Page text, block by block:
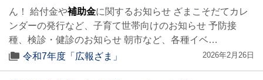
ん！ 給付金や補助金に関するお知らせ ざまこそだてカレ
ンダーの発行など、子育て世帯向けのお知らせ 予防接
種、検診・健診のお知らせ 朝市など、各種イベ…
令和7年度「広報ざま」
2026年2月26日